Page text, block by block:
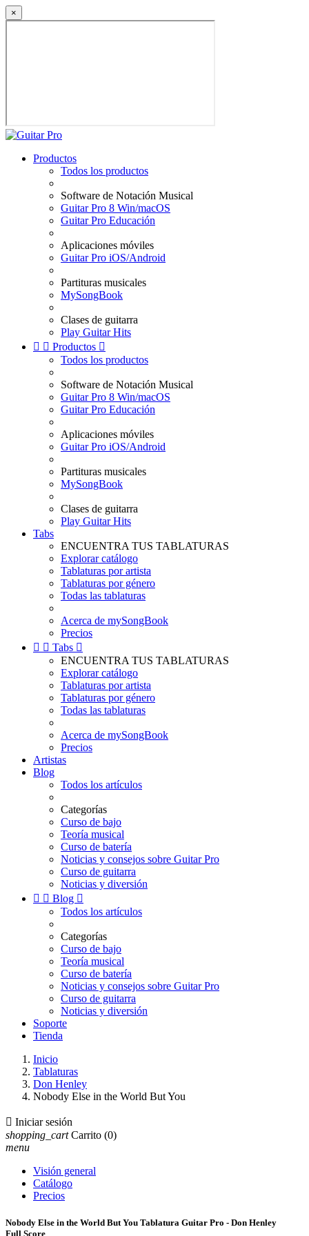
×
Productos
Todos los productos
Software de Notación Musical
Guitar Pro 8 Win/macOS
Guitar Pro Educación
Aplicaciones móviles
Guitar Pro iOS/Android
Partituras musicales
MySongBook
Clases de guitarra
Play Guitar Hits
  Productos 
Todos los productos
Software de Notación Musical
Guitar Pro 8 Win/macOS
Guitar Pro Educación
Aplicaciones móviles
Guitar Pro iOS/Android
Partituras musicales
MySongBook
Clases de guitarra
Play Guitar Hits
Tabs
ENCUENTRA TUS TABLATURAS
Explorar catálogo
Tablaturas por artista
Tablaturas por género
Todas las tablaturas
Acerca de mySongBook
Precios
  Tabs 
ENCUENTRA TUS TABLATURAS
Explorar catálogo
Tablaturas por artista
Tablaturas por género
Todas las tablaturas
Acerca de mySongBook
Precios
Artistas
Blog
Todos los artículos
Categorías
Curso de bajo
Teoría musical
Curso de batería
Noticias y consejos sobre Guitar Pro
Curso de guitarra
Noticias y diversión
  Blog 
Todos los artículos
Categorías
Curso de bajo
Teoría musical
Curso de batería
Noticias y consejos sobre Guitar Pro
Curso de guitarra
Noticias y diversión
Soporte
Tienda
Inicio
Tablaturas
Don Henley
Nobody Else in the World But You
 Iniciar sesión
shopping_cart Carrito (0)
menu
Visión general
Catálogo
Precios
Nobody Else in the World But You Tablatura Guitar Pro - Don Henley
Full Score